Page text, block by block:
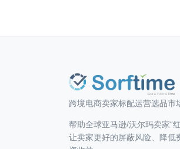
跨境电商卖家标配运营选品市
帮助全球亚马逊/沃尔玛卖家“
让卖家更好的屏蔽风险、降低